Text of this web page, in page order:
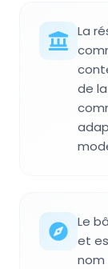
La
de
Le
et
nom